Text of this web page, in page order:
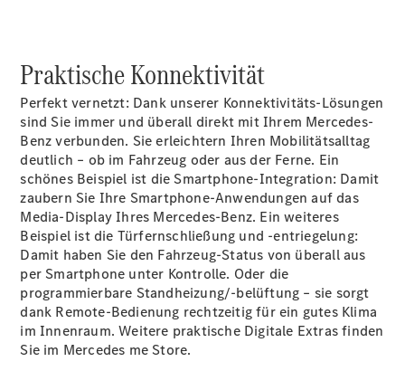
GLB
GLC
Elektrisch
GLC
GLC Coupé
GLE
Neu
GLE
Coupé
Neu
GLS Neu
Mercedes-
Maybach
GLS
Neu
G-
Klasse
Elektrisch
G-Klasse
Konfigurator
Praktische Konnektivität
Perfekt vernetzt: Dank unserer Konnektivitäts-Lösungen
sind Sie immer und überall direkt mit Ihrem Mercedes-
Benz verbunden. Sie erleichtern Ihren Mobilitätsalltag
deutlich – ob im Fahrzeug oder aus der Ferne. Ein
schönes Beispiel ist die Smartphone-Integration: Damit
zaubern Sie Ihre Smartphone-Anwendungen auf das
Media-Display Ihres Mercedes-Benz. Ein weiteres
Beispiel ist die Türfernschließung und -entriegelung:
Damit haben Sie den Fahrzeug-Status von überall aus
per Smartphone unter Kontrolle. Oder die
programmierbare Standheizung/-belüftung – sie sorgt
dank Remote-Bedienung rechtzeitig für ein gutes Klima
im Innenraum. Weitere praktische Digitale Extras finden
Sie im Mercedes me Store.